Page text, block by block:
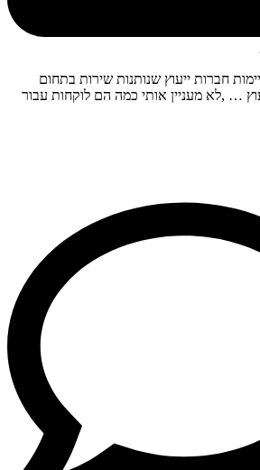
חברות ייעוץ שנותנות שירות בתחום
… ,לא מעניין אותי כמה הם לוקחות עבור